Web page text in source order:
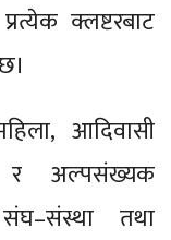
क्लष्टरबाट
आदिवासी
र अल्पसंख्यक
तथा